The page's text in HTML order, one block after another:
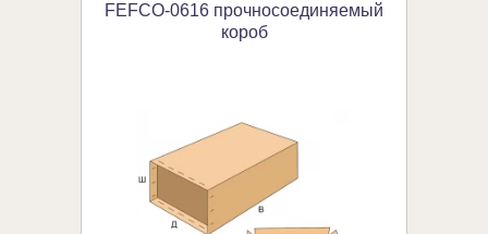
FEFCO-0616 прочносоединяемый
короб